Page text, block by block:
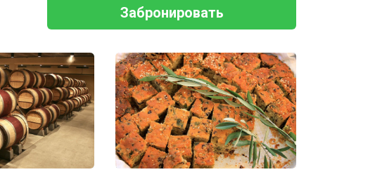
Забронировать